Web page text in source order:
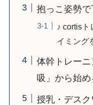
抱っこ姿勢
♪ cortisト
イミング
体幹トレー
吸」から始め
授乳・デス